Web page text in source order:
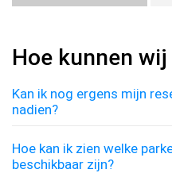
Hoe kunnen
Kan ik nog ergens mijn
nadien?
Hoe kan ik zien welke
beschikbaar zijn?